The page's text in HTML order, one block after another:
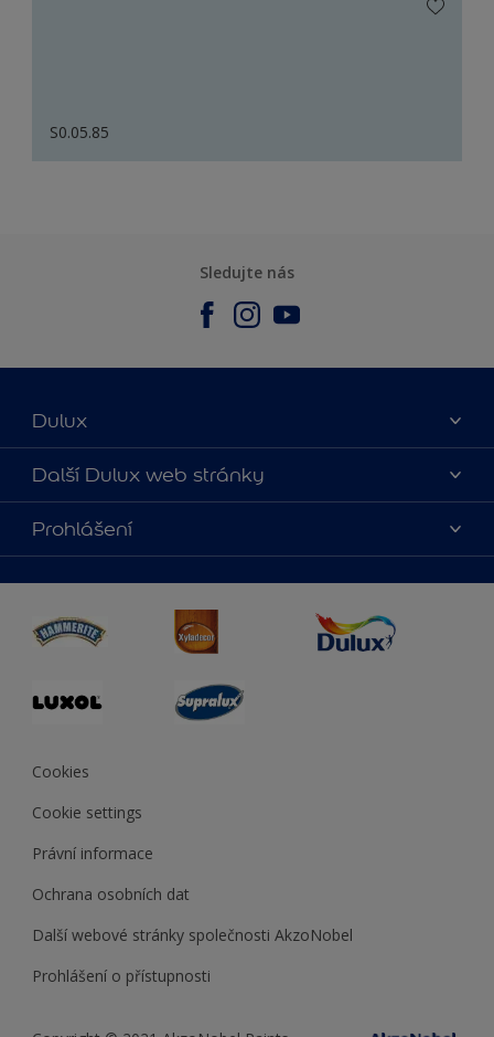
S0.05.85
Sledujte nás
Dulux
O nás
Kontaktujte nás
Najít obchod
Další Dulux web stránky
duluxmalir.cz
duluxmaliar.sk
duluxprodejnabarev.cz
duluxpredajnafarieb.sk
Prohlášení
Cookies
Cookie settings
Právní informace
Ochrana osobních dat
Další webové stránky společnosti AkzoNobel
Prohlášení o přístupnosti